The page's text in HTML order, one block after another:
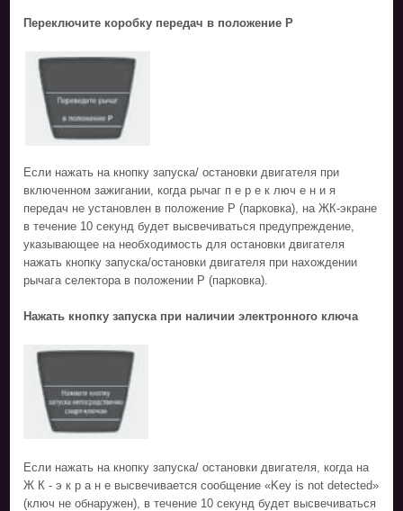
Переключите коробку передач в положение P
Если нажать на кнопку запуска/ остановки двигателя при
включенном зажигании, когда рычаг п е р е к люч е н и я
передач не установлен в положение P (парковка), на ЖК-экране
в течение 10 секунд будет высвечиваться предупреждение,
указывающее на необходимость для остановки двигателя
нажать кнопку запуска/остановки двигателя при нахождении
рычага селектора в положении P (парковка).
Нажать кнопку запуска при наличии электронного ключа
Если нажать на кнопку запуска/ остановки двигателя, когда на
Ж К - э к р а н е высвечивается сообщение «Key is not detected»
(ключ не обнаружен), в течение 10 секунд будет высвечиваться